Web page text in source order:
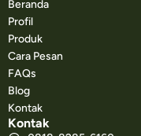
Beranda
Profil
Produk
Cara Pesan
FAQs
Blog
Kontak
Kontak